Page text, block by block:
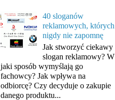
40 sloganów
reklamowych, których
nigdy nie zapomnę
Jak stworzyć ciekawy
slogan reklamowy? W
jaki sposób wymyślają go
fachowcy? Jak wpływa na
odbiorcę? Czy decyduje o zakupie
danego produktu...